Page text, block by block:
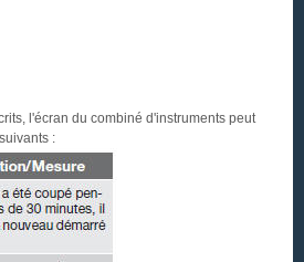
l'écran du combiné d'instruments peut
: